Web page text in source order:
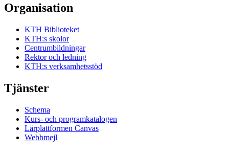
Organisation
KTH Biblioteket
KTH:s skolor
Centrumbildningar
Rektor och ledning
KTH:s verksamhetsstöd
Tjänster
Schema
Kurs- och programkatalogen
Lärplattformen Canvas
Webbmejl